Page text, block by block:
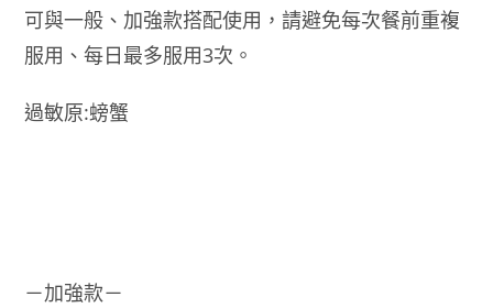
可與一般、加強款搭配使用，請避免每次餐前重複
服用、每日最多服用3次。
過敏原:螃蟹
－加強款－